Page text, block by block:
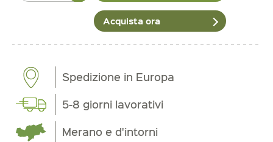
Acquista ora
Spedizione in Europa
5-8 giorni lavorativi
Merano e d'intorni